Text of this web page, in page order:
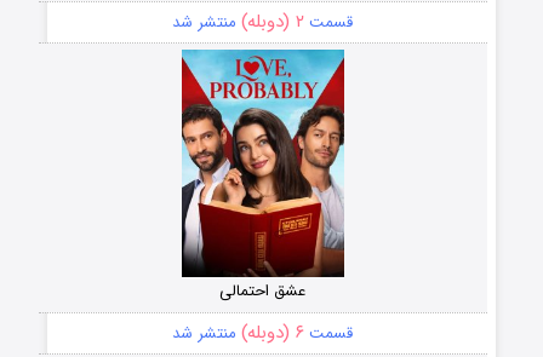
قسمت ۲ (دوبله) منتشر شد
عشق احتمالی
قسمت ۶ (دوبله) منتشر شد